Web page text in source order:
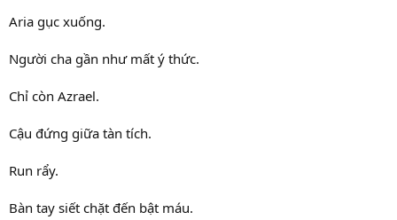
Aria gục xuống.
Người cha gần như mất ý thức.
Chỉ còn Azrael.
Cậu đứng giữa tàn tích.
Run rẩy.
Bàn tay siết chặt đến bật máu.